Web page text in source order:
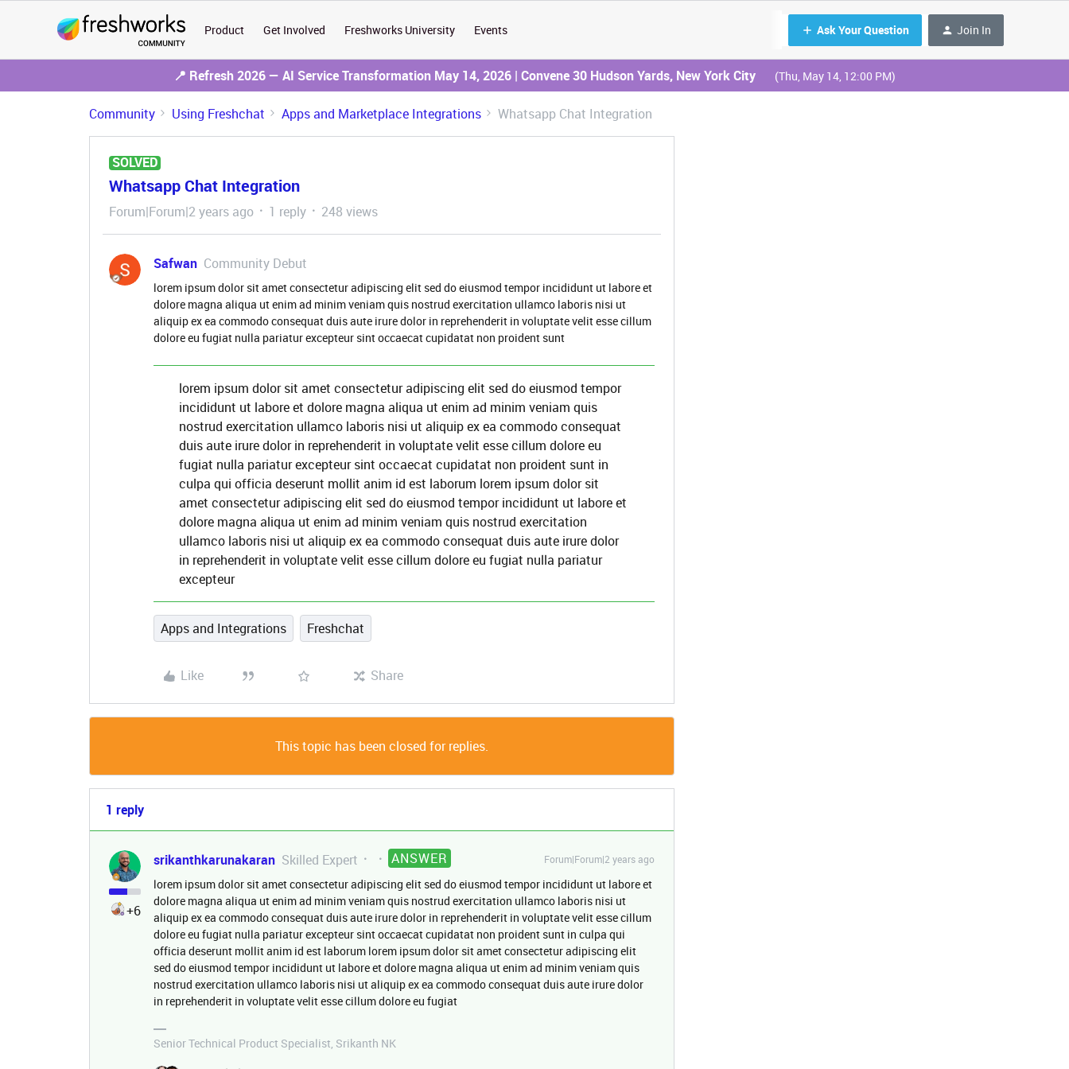
Product Get Involved Freshworks University Events Ask Your Question Join In
📍 Refresh 2026 — AI Service Transformation May 14, 2026 | Convene 30 Hudson Yards, New York City (Thu, May 14, 12:00 PM)
Community Using Freshchat Apps and Marketplace Integrations Whatsapp Chat Integration
SOLVED
Whatsapp Chat Integration
Forum|Forum|2 years ago 1 reply 248 views
Safwan Community Debut
lorem ipsum dolor sit amet consectetur adipiscing elit sed do eiusmod tempor incididunt ut labore et
dolore magna aliqua ut enim ad minim veniam quis nostrud exercitation ullamco laboris nisi ut
aliquip ex ea commodo consequat duis aute irure dolor in reprehenderit in voluptate velit esse cillum
dolore eu fugiat nulla pariatur excepteur sint occaecat cupidatat non proident sunt
lorem ipsum dolor sit amet consectetur adipiscing elit sed do eiusmod tempor
incididunt ut labore et dolore magna aliqua ut enim ad minim veniam quis
nostrud exercitation ullamco laboris nisi ut aliquip ex ea commodo consequat
duis aute irure dolor in reprehenderit in voluptate velit esse cillum dolore eu
fugiat nulla pariatur excepteur sint occaecat cupidatat non proident sunt in
culpa qui officia deserunt mollit anim id est laborum lorem ipsum dolor sit
amet consectetur adipiscing elit sed do eiusmod tempor incididunt ut labore et
dolore magna aliqua ut enim ad minim veniam quis nostrud exercitation
ullamco laboris nisi ut aliquip ex ea commodo consequat duis aute irure dolor
in reprehenderit in voluptate velit esse cillum dolore eu fugiat nulla pariatur
excepteur
Apps and Integrations Freshchat
Like Share
This topic has been closed for replies.
1 reply
+6
srikanthkarunakaran Skilled Expert ANSWER Forum|Forum|2 years ago
lorem ipsum dolor sit amet consectetur adipiscing elit sed do eiusmod tempor incididunt ut labore et
dolore magna aliqua ut enim ad minim veniam quis nostrud exercitation ullamco laboris nisi ut
aliquip ex ea commodo consequat duis aute irure dolor in reprehenderit in voluptate velit esse cillum
dolore eu fugiat nulla pariatur excepteur sint occaecat cupidatat non proident sunt in culpa qui
officia deserunt mollit anim id est laborum lorem ipsum dolor sit amet consectetur adipiscing elit
sed do eiusmod tempor incididunt ut labore et dolore magna aliqua ut enim ad minim veniam quis
nostrud exercitation ullamco laboris nisi ut aliquip ex ea commodo consequat duis aute irure dolor
in reprehenderit in voluptate velit esse cillum dolore eu fugiat
Senior Technical Product Specialist, Srikanth NK